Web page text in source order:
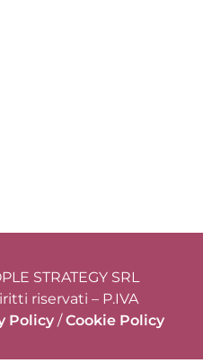
STRATEGY SRL
riservati – P.IVA
Policy/Cookie Policy